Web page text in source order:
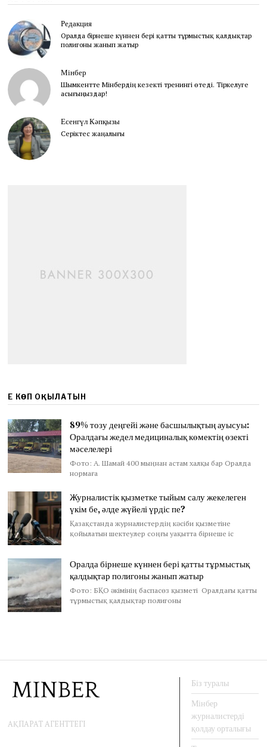
Редакция
Оралда бірнеше күннен бері қатты тұрмыстық қалдықтар
полигоны жанып жатыр
Мінбер
Шымкентте Мінбердің кезекті тренингі өтеді. Тіркелуге
асығыңыздар!
Есенгүл Кәпқызы
Серіктес жаңалығы
ЕҢ КӨП ОҚЫЛАТЫН
89% тозу деңгейі және басшылықтың ауысуы:
Оралдағы жедел медициналық көмектің өзекті
мәселелері
Фото: А. Шамай 400 мыңнан астам халқы бар Оралда
нормаға
Журналистік қызметке тыйым салу жекелеген
үкім бе, әлде жүйелі үрдіс пе?
Қазақстанда журналистердің кәсіби қызметіне
қойылатын шектеулер соңғы уақытта бірнеше іс
Оралда бірнеше күннен бері қатты тұрмыстық
қалдықтар полигоны жанып жатыр
Фото: БҚО әкімінің баспасөз қызметі Оралдағы қатты
тұрмыстық қалдықтар полигоны
АҚПАРАТ АГЕНТТЕГІ
Біз туралы
Мінбер
журналистерді
қолдау орталығы